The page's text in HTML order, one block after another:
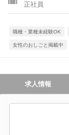
正社員
職種・業種未経験OK
女性のおしごと掲載中
求人情報